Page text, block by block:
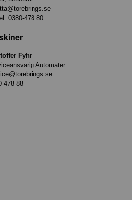
0380-478 80
Fyhr
Automater
478 88